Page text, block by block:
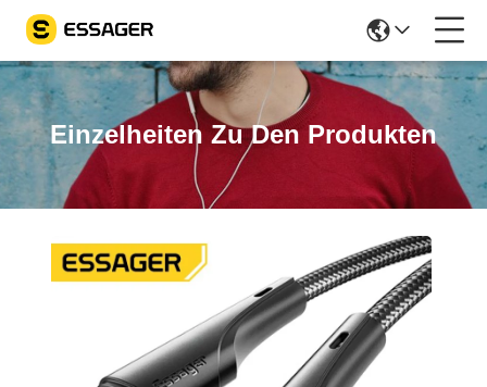
Einzelheiten Zu Den Produkten